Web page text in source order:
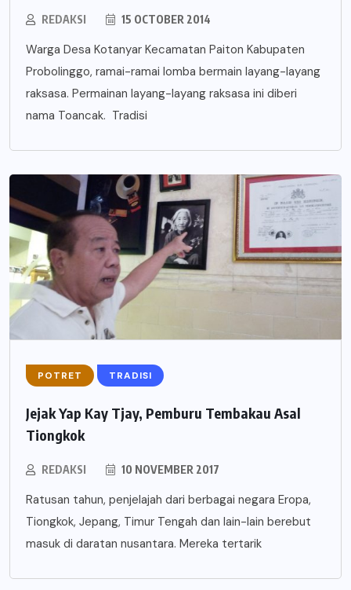
REDAKSI 15 OCTOBER 2014
Warga Desa Kotanyar Kecamatan Paiton Kabupaten
Probolinggo, ramai-ramai lomba bermain layang-layang
raksasa. Permainan layang-layang raksasa ini diberi
nama Toancak. Tradisi
POTRET TRADISI
Jejak Yap Kay Tjay, Pemburu Tembakau Asal
Tiongkok
REDAKSI 10 NOVEMBER 2017
Ratusan tahun, penjelajah dari berbagai negara Eropa,
Tiongkok, Jepang, Timur Tengah dan lain-lain berebut
masuk di daratan nusantara. Mereka tertarik